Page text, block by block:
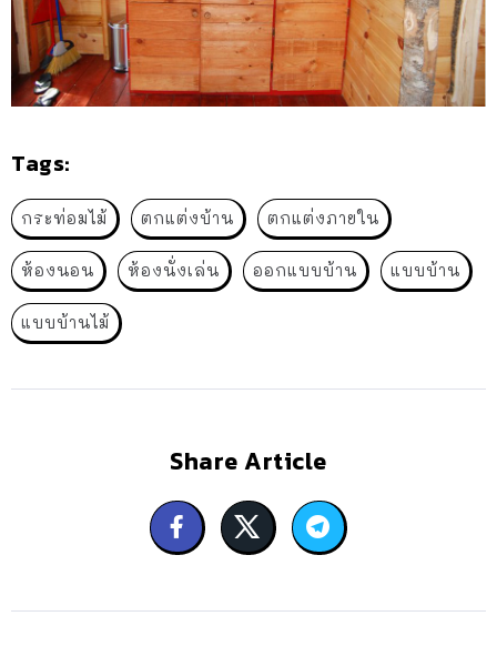
Tags:
กระท่อมไม้ ตกแต่งบ้าน ตกแต่งภายใน
ห้องนอน ห้องนั่งเล่น ออกแบบบ้าน แบบบ้าน
แบบบ้านไม้
Share Article